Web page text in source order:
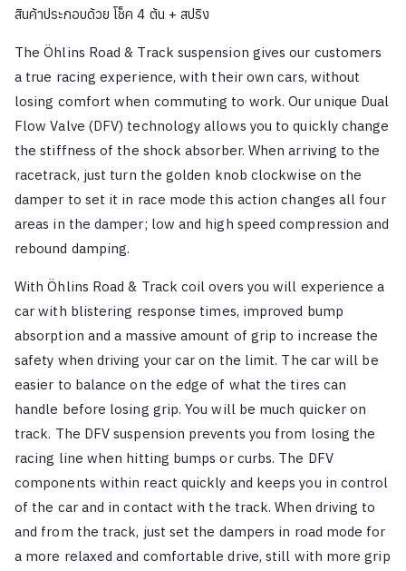
สินค้าประกอบด้วย โช็ค 4 ต้น + สปริง
The Öhlins Road & Track suspension gives our customers
a true racing experience, with their own cars, without
losing comfort when commuting to work. Our unique Dual
Flow Valve (DFV) technology allows you to quickly change
the stiffness of the shock absorber. When arriving to the
racetrack, just turn the golden knob clockwise on the
damper to set it in race mode this action changes all four
areas in the damper; low and high speed compression and
rebound damping.
With Öhlins Road & Track coil overs you will experience a
car with blistering response times, improved bump
absorption and a massive amount of grip to increase the
safety when driving your car on the limit. The car will be
easier to balance on the edge of what the tires can
handle before losing grip. You will be much quicker on
track. The DFV suspension prevents you from losing the
racing line when hitting bumps or curbs. The DFV
components within react quickly and keeps you in control
of the car and in contact with the track. When driving to
and from the track, just set the dampers in road mode for
a more relaxed and comfortable drive, still with more grip